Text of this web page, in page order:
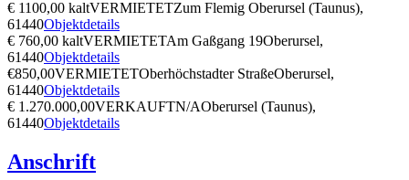
€ 1100,00 kaltVERMIETETZum Flemig Oberursel (Taunus),
61440Objektdetails
€ 760,00 kaltVERMIETETAm Gaßgang 19Oberursel,
61440Objektdetails
€850,00VERMIETETOberhöchstadter StraßeOberursel,
61440Objektdetails
€ 1.270.000,00VERKAUFTN/AOberursel (Taunus),
61440Objektdetails
Anschrift